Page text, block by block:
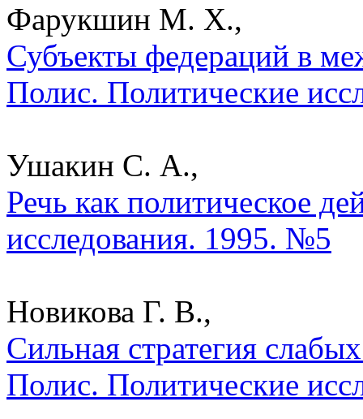
Фарукшин М. Х.,
Субъекты федераций в
Полис. Политические
Ушакин С. А.,
Речь как политическое
исследования. 1995. №5
Новикова Г. В.,
Сильная стратегия
Полис. Политические